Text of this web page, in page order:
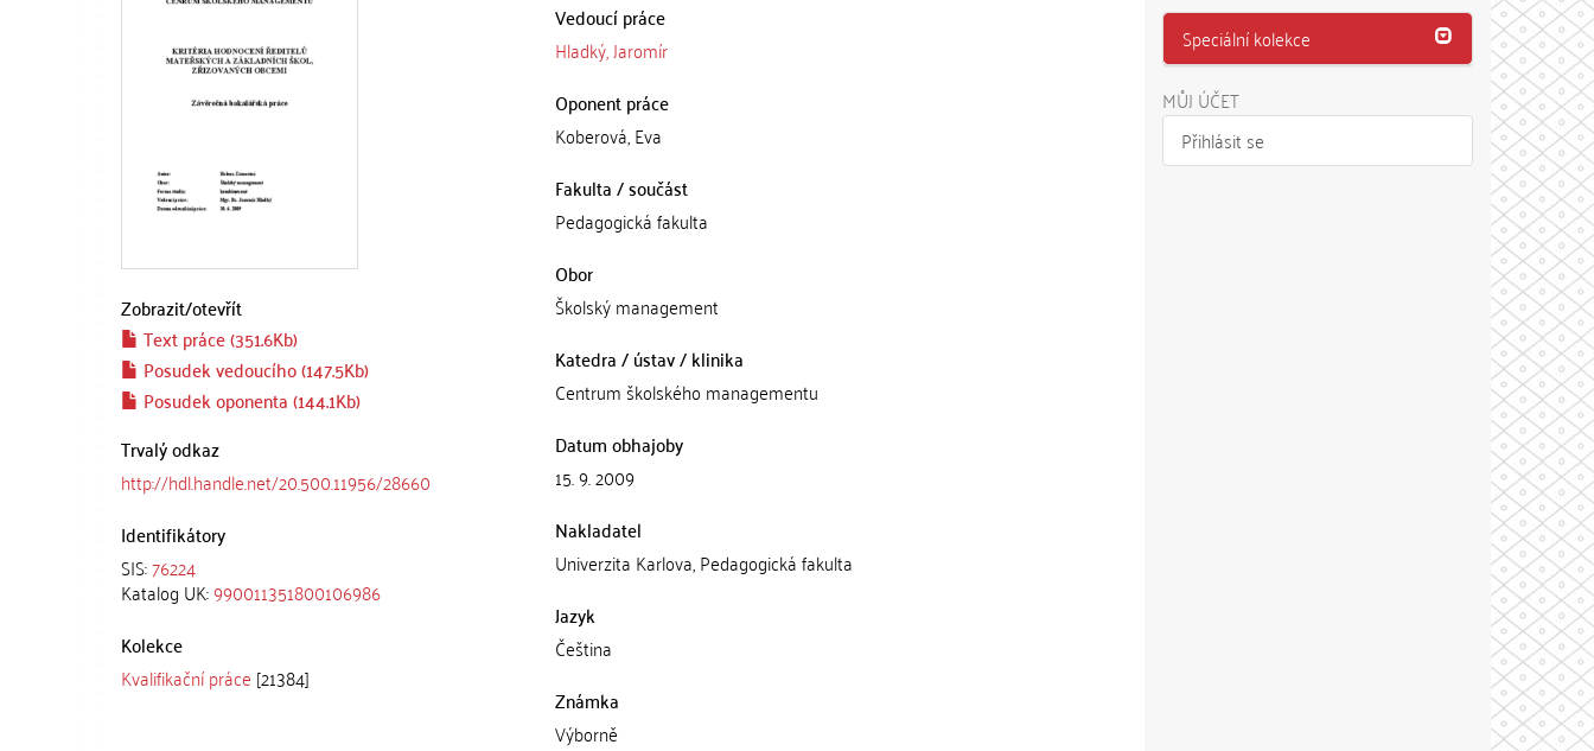
Zobrazit/otevřít
Text práce (351.6Kb)
Posudek vedoucího (147.5Kb)
Posudek oponenta (144.1Kb)
Trvalý odkaz
http://hdl.handle.net/20.500.11956/28660
Identifikátory
SIS:76224
Katalog UK:990011351800106986
Kolekce
Kvalifikační práce [21384]
Vedoucí práce
Hladký, Jaromír
Oponent práce
Koberová, Eva
Fakulta / součást
Pedagogická fakulta
Obor
Školský management
Katedra / ústav / klinika
Centrum školského managementu
Datum obhajoby
15. 9. 2009
Nakladatel
Univerzita Karlova, Pedagogická fakulta
Jazyk
Čeština
Známka
Výborně
Speciální kolekce
MŮJ ÚČET
Přihlásit se